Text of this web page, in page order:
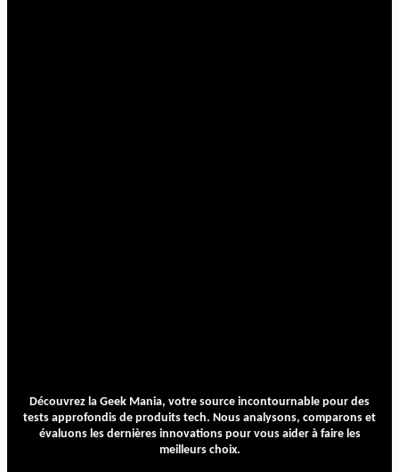
Découvrez la Geek Mania, votre source incontournable pour des
tests approfondis de produits tech. Nous analysons, comparons et
évaluons les dernières innovations pour vous aider à faire les
meilleurs choix.